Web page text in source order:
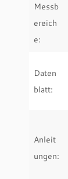
Messb
ereich
e:
Daten
blatt:
Anleit
ungen: